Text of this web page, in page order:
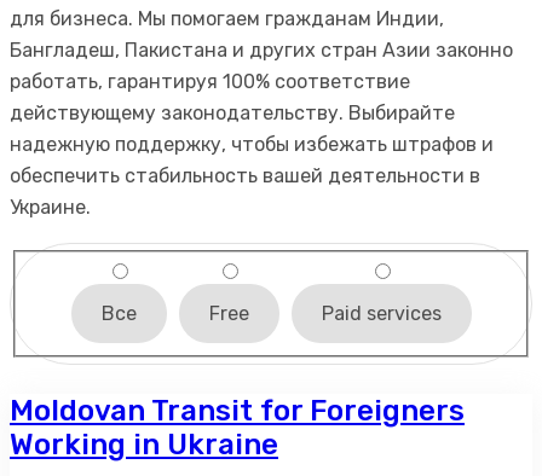
для бизнеса. Мы помогаем гражданам Индии,
Бангладеш, Пакистана и других стран Азии законно
работать, гарантируя 100% соответствие
действующему законодательству. Выбирайте
надежную поддержку, чтобы избежать штрафов и
обеспечить стабильность вашей деятельности в
Украине.
Все Free Paid services
Moldovan Transit for Foreigners
Working in Ukraine